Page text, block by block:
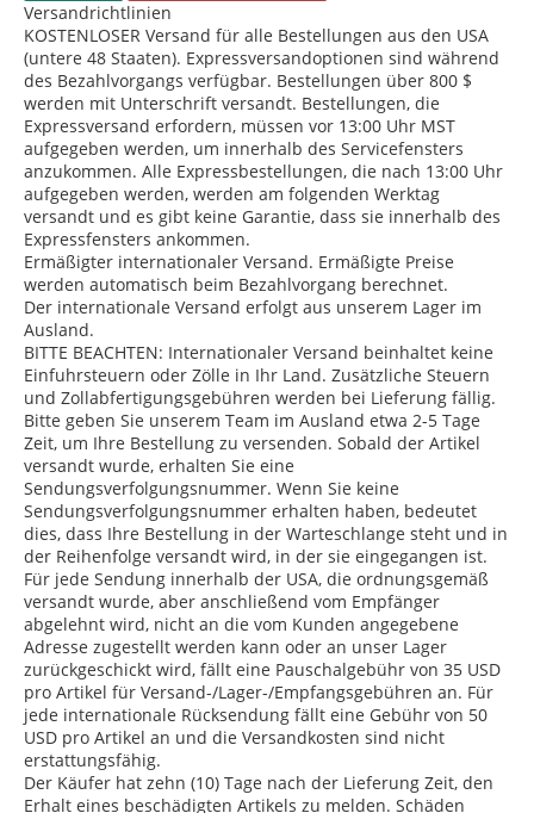
Versandrichtlinien
KOSTENLOSER Versand für alle Bestellungen aus den USA
(untere 48 Staaten). Expressversandoptionen sind während
des Bezahlvorgangs verfügbar. Bestellungen über 800 $
werden mit Unterschrift versandt. Bestellungen, die
Expressversand erfordern, müssen vor 13:00 Uhr MST
aufgegeben werden, um innerhalb des Servicefensters
anzukommen. Alle Expressbestellungen, die nach 13:00 Uhr
aufgegeben werden, werden am folgenden Werktag
versandt und es gibt keine Garantie, dass sie innerhalb des
Expressfensters ankommen.
Ermäßigter internationaler Versand. Ermäßigte Preise
werden automatisch beim Bezahlvorgang berechnet.
Der internationale Versand erfolgt aus unserem Lager im
Ausland.
BITTE BEACHTEN: Internationaler Versand beinhaltet keine
Einfuhrsteuern oder Zölle in Ihr Land. Zusätzliche Steuern
und Zollabfertigungsgebühren werden bei Lieferung fällig.
Bitte geben Sie unserem Team im Ausland etwa 2-5 Tage
Zeit, um Ihre Bestellung zu versenden. Sobald der Artikel
versandt wurde, erhalten Sie eine
Sendungsverfolgungsnummer. Wenn Sie keine
Sendungsverfolgungsnummer erhalten haben, bedeutet
dies, dass Ihre Bestellung in der Warteschlange steht und in
der Reihenfolge versandt wird, in der sie eingegangen ist.
Für jede Sendung innerhalb der USA, die ordnungsgemäß
versandt wurde, aber anschließend vom Empfänger
abgelehnt wird, nicht an die vom Kunden angegebene
Adresse zugestellt werden kann oder an unser Lager
zurückgeschickt wird, fällt eine Pauschalgebühr von 35 USD
pro Artikel für Versand-/Lager-/Empfangsgebühren an. Für
jede internationale Rücksendung fällt eine Gebühr von 50
USD pro Artikel an und die Versandkosten sind nicht
erstattungsfähig.
Der Käufer hat zehn (10) Tage nach der Lieferung Zeit, den
Erhalt eines beschädigten Artikels zu melden. Schäden